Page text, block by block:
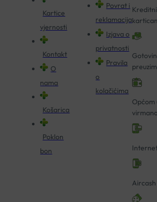
Kartice
vjernosti
Kontakt
O
nama
Košarica
Poklon
bon
Povrat i
reklamacija
Izjava o
privatnosti
Pravila
o
kolačićima
Aircash